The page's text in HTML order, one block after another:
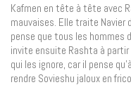
Kafmen en tête à tête avec
mauvaises. Elle traite Navier
pense que tous les hommes
invite ensuite Rashta à
qui les ignore, car il pense
rendre Sovieshu jaloux en